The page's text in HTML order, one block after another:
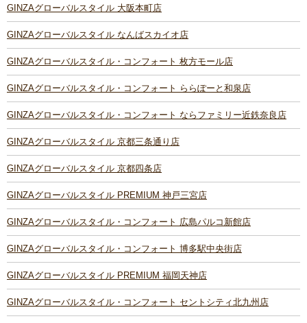
GINZAグローバルスタイル 大阪本町店
GINZAグローバルスタイル なんばスカイオ店
GINZAグローバルスタイル・コンフォート 枚方モール店
GINZAグローバルスタイル・コンフォート ららぽーと和泉店
GINZAグローバルスタイル・コンフォート ならファミリー近鉄奈良店
GINZAグローバルスタイル 京都三条通り店
GINZAグローバルスタイル 京都四条店
GINZAグローバルスタイル PREMIUM 神戸三宮店
GINZAグローバルスタイル・コンフォート 広島パルコ新館店
GINZAグローバルスタイル・コンフォート 博多駅中央街店
GINZAグローバルスタイル PREMIUM 福岡天神店
GINZAグローバルスタイル・コンフォート セントシティ北九州店